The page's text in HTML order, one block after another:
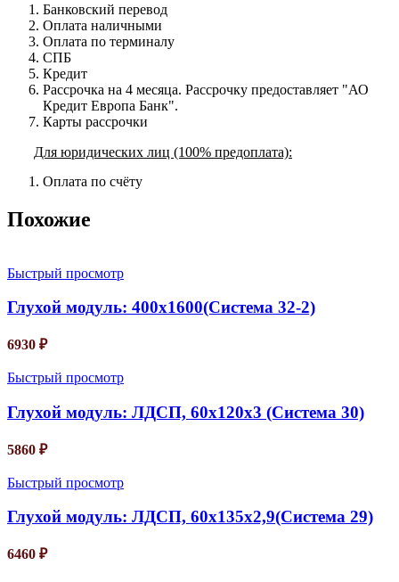
Банковский перевод
Оплата наличными
Оплата по терминалу
СПБ
Кредит
Рассрочка на 4 месяца. Рассрочку предоставляет "АО
Кредит Европа Банк".
Карты рассрочки
Для юридических лиц (100% предоплата):
Оплата по счёту
Похожие
Быстрый просмотр
Глухой модуль: 400х1600(Система 32-2)
6930 ₽
Быстрый просмотр
Глухой модуль: ЛДСП, 60х120х3 (Система 30)
5860 ₽
Быстрый просмотр
Глухой модуль: ЛДСП, 60х135х2,9(Система 29)
6460 ₽